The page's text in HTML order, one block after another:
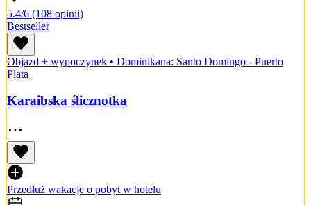
5.4/6 (108 opinii)
Bestseller
Objazd + wypoczynek • Dominikana: Santo Domingo - Puerto
Plata
Karaibska ślicznotka
Przedłuż wakacje o pobyt w hotelu